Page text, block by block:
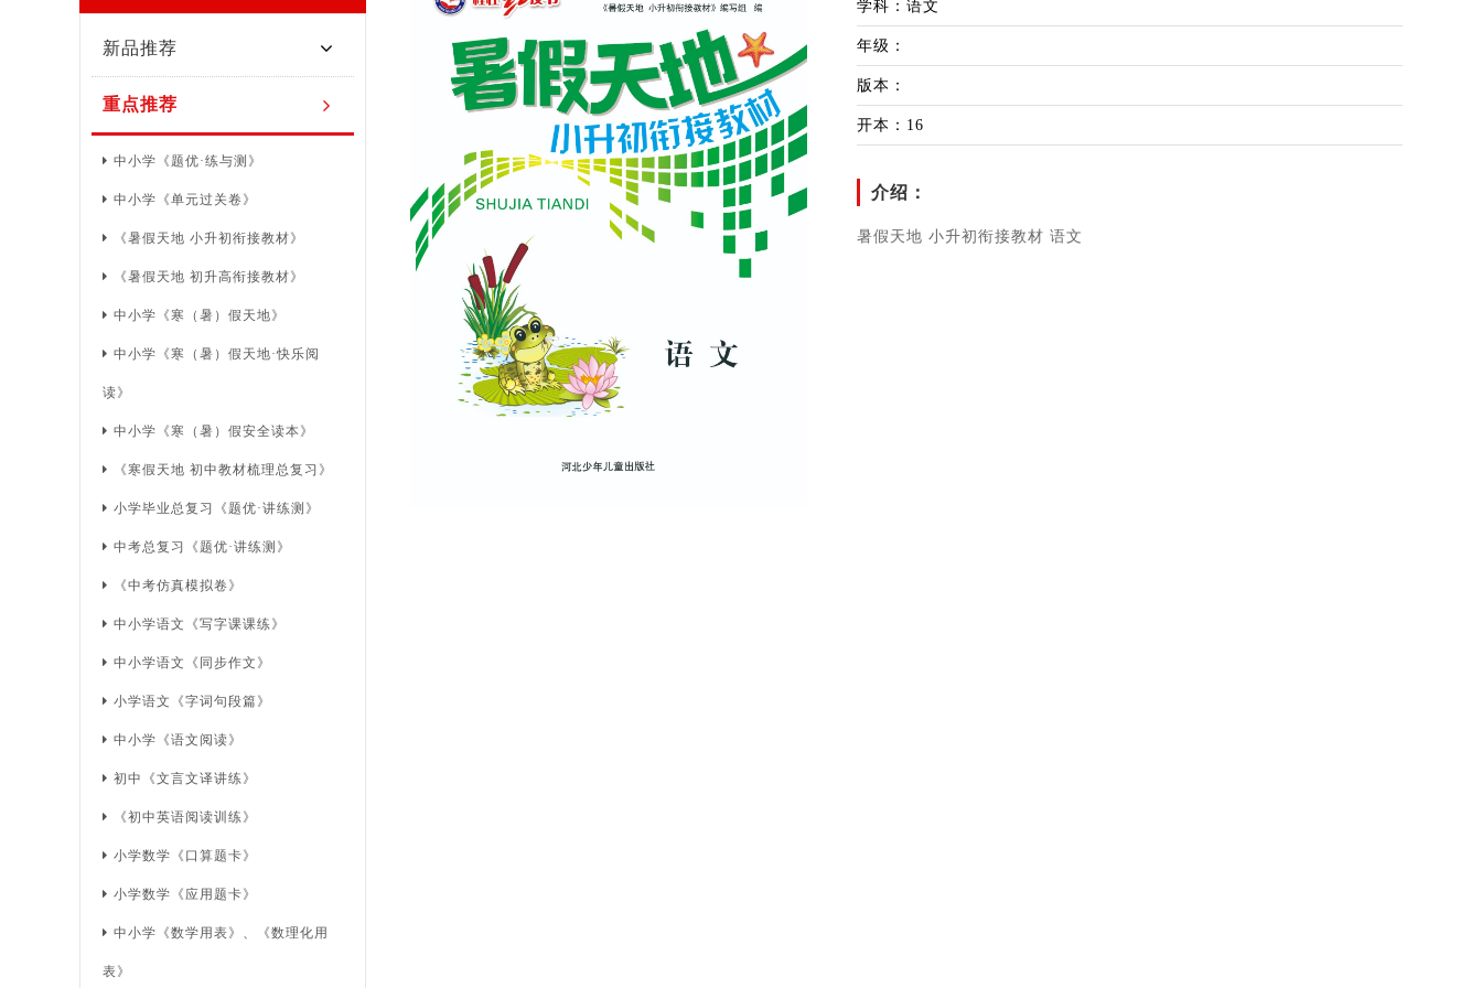
新品推荐
重点推荐
中小学《题优·练与测》
中小学《单元过关卷》
《暑假天地 小升初衔接教材》
《暑假天地 初升高衔接教材》
中小学《寒（暑）假天地》
中小学《寒（暑）假天地·快乐阅
读》
中小学《寒（暑）假安全读本》
《寒假天地 初中教材梳理总复习》
小学毕业总复习《题优·讲练测》
中考总复习《题优·讲练测》
《中考仿真模拟卷》
中小学语文《写字课课练》
中小学语文《同步作文》
小学语文《字词句段篇》
中小学《语文阅读》
初中《文言文译讲练》
《初中英语阅读训练》
小学数学《口算题卡》
小学数学《应用题卡》
中小学《数学用表》、《数理化用
表》
学科：语文
年级：
版本：
开本：16
介绍：
暑假天地 小升初衔接教材 语文